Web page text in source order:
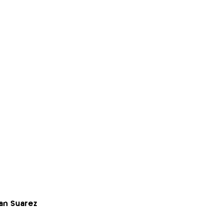
Suarez